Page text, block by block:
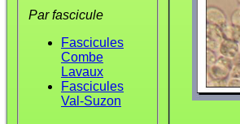
Par fascicule
Fascicules
Combe
Lavaux
Fascicules
Val-Suzon